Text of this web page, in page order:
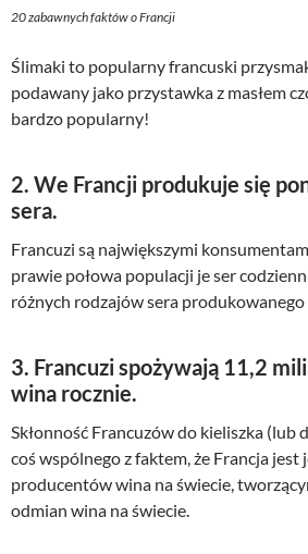
20 zabawnych faktów o Francji
Ślimaki to popularny francuski
podawany jako przystawka z masłem
bardzo popularny!
2. We Francji produkuje się
sera.
Francuzi są największymi
prawie połowa populacji je ser
różnych rodzajów sera
3. Francuzi spożywają 11,2
wina rocznie.
Skłonność Francuzów do kieliszka (lub
coś wspólnego z faktem, że Francja jest
producentów wina na świecie,
odmian wina na świecie.